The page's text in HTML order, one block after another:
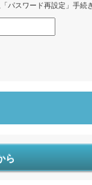
スワード再設定」手続
ら